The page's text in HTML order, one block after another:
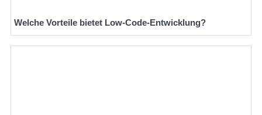
Welche Vorteile bietet Low-Code-Entwicklung?